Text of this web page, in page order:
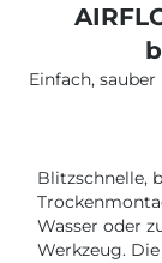
Einfach,
Blitzschnelle,
Wasser oder
Werkzeug.